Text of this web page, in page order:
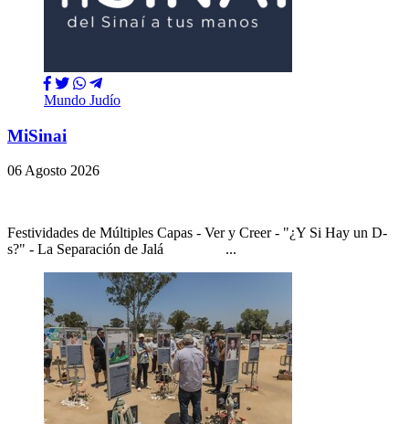
Mundo Judío
MiSinai
06 Agosto 2026
Festividades de Múltiples Capas - Ver y Creer - "¿Y Si Hay un D-
s?" - La Separación de Jalá ...